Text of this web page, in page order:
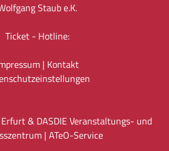
Staub e.K.
Ticket - Hotline:
| Kontakt
& DASDIE Veranstaltungs- und
| ATeO-Service